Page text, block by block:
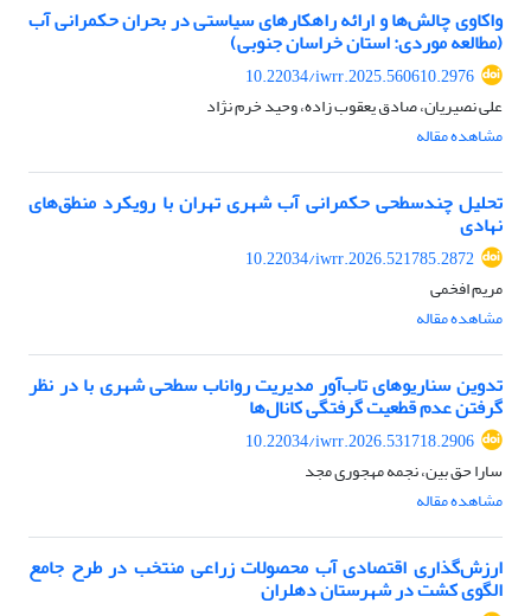
واکاوی چالش‌ها و ارائه راهکارهای سیاستی در بحران حکمرانی آب
(مطالعه موردی: استان خراسان جنوبی)
10.22034/iwrr.2025.560610.2976
علی نصیریان، صادق یعقوب زاده، وحید خرم نژاد
مشاهده مقاله
تحلیل چندسطحی حکمرانی آب شهری تهران با رویکرد منطق‌های
نهادی
10.22034/iwrr.2026.521785.2872
مریم افخمی
مشاهده مقاله
تدوین سناریوهای تاب‌آور مدیریت رواناب سطحی شهری با در نظر
گرفتن عدم قطعیت گرفتگی کانال‌ها
10.22034/iwrr.2026.531718.2906
سارا حق بین، نجمه مهجوری مجد
مشاهده مقاله
ارزش‌گذاری اقتصادی آب محصولات زراعی منتخب در طرح جامع
الگوی کشت در شهرستان دهلران